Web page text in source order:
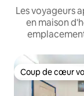
Les voyageurs
en maison
Coup de cœur
Coup de cœur